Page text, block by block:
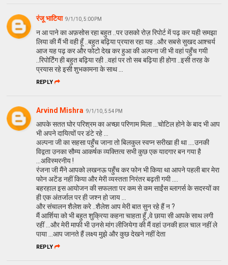
रंजू भाटिया 9/1/10, 5:00 PM
न आ पाने का अफ़सोस रहा बहुत ..पर उसको रोज़ रिपोर्ट में पढ़ कर यही समझा
लिया की मैं भी वही हूँ ..बहुत बढ़िया प्रयास रहा यह ..और सबसे सुखद आश्चर्य
आज यह पढ़ कर और फोटो देख कर हुआ की अल्पना जी भी वहां पहुँच गयी
..रिपोर्टिंग ही बहुत बढ़िया रही ..वहां पर तो सब बढ़िया ही होगा ..इसी तरह के
प्रयास रहे इसी शुभकामना के साथ ...
REPLY
Arvind Mishra 9/1/10, 5:54 PM
आपके सतत घोर परिश्रम का अच्छा परिणाम मिला ...चोटिल होने के बाद भी आप
भी अपने दायित्वों पर डंटे रहे ...
अल्पना जी का सहसा पहुँच जाना तो बिलकुल स्वप्न सरीखा ही था ....उनकी
विद्वता उनका सौम्य आकर्षक व्यक्तित्व सभी कुछ एक यादगार बन गया है
...अविस्मरनीय !
रंजना जी मैंने आपको लखनऊ पहुँच कर फोन भी किया था आपने पहली बार मेरा
फोन अटेंड नहीं किया और मेरी व्यस्तता निरंतर बढ़ती गयी ....
बहरहाल इस आयोजन की सफलता पर कम से कम साईंस ब्लागर्स के सदस्यों का
ही एक अंतर्जाल पर ही जश्न हो जाय ...
और संचालन शैलेश करे ..शैलेश आप मेरी बात सुन रहे हैं न ?
मैं आर्शिया को भी बहुत शुक्रिया कहना चाहता हूँ ,वे छाया सी आपके साथ लगी
रहीं ...और मेरी माफी भी उनसे मांग लीजियेगा की मैं वहां उनकी हाल चाल नहीं ले
पाया ...आप जानते हैं लक्ष्य मुझे और कुछ देखने नहीं देता
REPLY